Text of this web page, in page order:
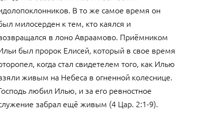
В то же самое время он
милосерден к тем, кто каялся и
в лоно Авраамово. Приёмником
был пророк Елисей, который в свое время
когда стал свидетелем того, как Илью
живым на Небеса в огненной колеснице.
любил Илью, и за его ревностное
забрал ещё живым (4 Цар. 2:1-9).